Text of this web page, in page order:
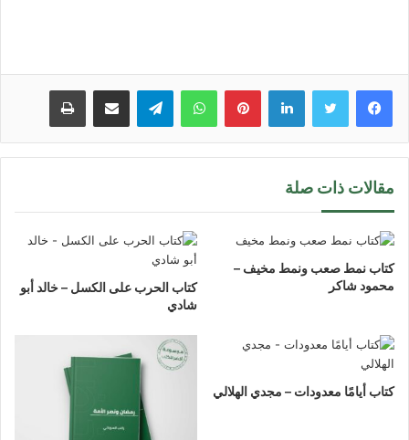
لينكدإن بينتيريستواتساب تيلقرام مشاركة عبر البريد طباعة
مقالات ذات صلة
كتاب نمط صعب ونمط مخيف –
محمود شاكر
كتاب الحرب على الكسل – خالد أبو
شادي
كتاب أيامًا معدودات – مجدي الهلالي